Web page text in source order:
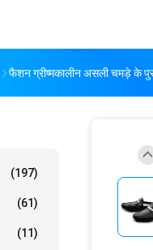
फैशन ग्रीष्मकालीन असली चमड़े के
(197)
(61)
(11)